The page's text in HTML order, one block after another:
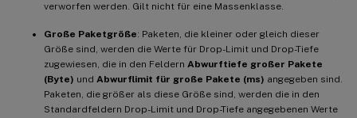
verworfen werden. Gilt nicht für eine Massenklasse.
Große Paketgröße: Paketen, die kleiner oder gleich dieser
Größe sind, werden die Werte für Drop-Limit und Drop-Tiefe
zugewiesen, die in den Feldern Abwurftiefe großer Pakete
(Byte) und Abwurflimit für große Pakete (ms) angegeben sind.
Paketen, die größer als diese Größe sind, werden die in den
Standardfeldern Drop-Limit und Drop-Tiefe angegebenen Werte